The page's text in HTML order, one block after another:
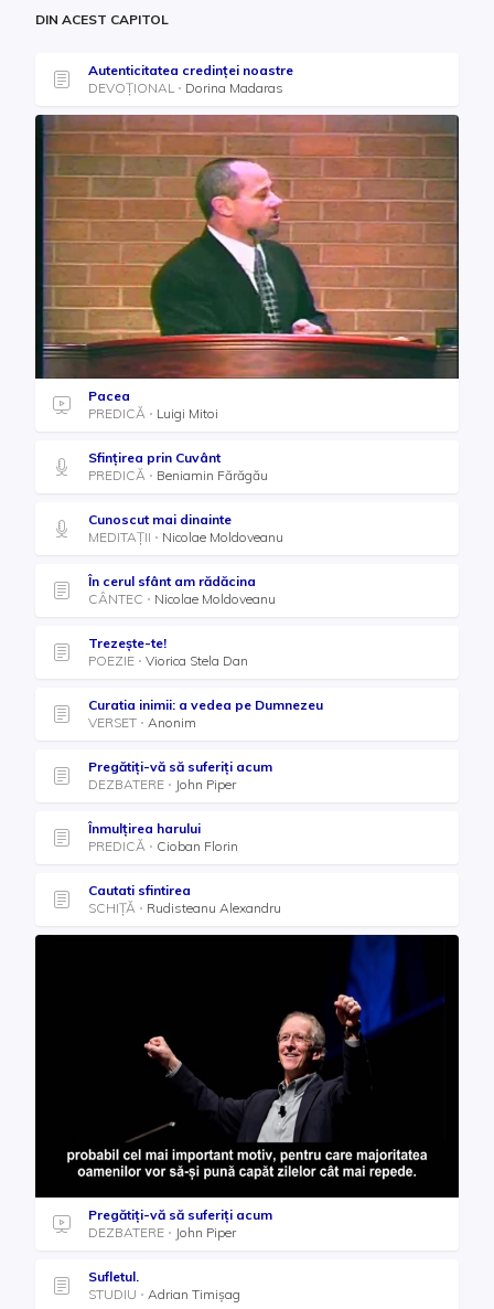
DIN ACEST CAPITOL
Autenticitatea credinței noastre
DEVOȚIONAL
Dorina Madaras
Pacea
PREDICĂ
Luigi Mitoi
Sfințirea prin Cuvânt
PREDICĂ
Beniamin Fărăgău
Cunoscut mai dinainte
MEDITAȚII
Nicolae Moldoveanu
În cerul sfânt am rădăcina
CÂNTEC
Nicolae Moldoveanu
Trezește-te!
POEZIE
Viorica Stela Dan
Curatia inimii: a vedea pe Dumnezeu
VERSET
Anonim
Pregătiți-vă să suferiți acum
DEZBATERE
John Piper
Înmulțirea harului
PREDICĂ
Cioban Florin
Cautati sfintirea
SCHIȚĂ
Rudisteanu Alexandru
Pregătiți-vă să suferiți acum
DEZBATERE
John Piper
Sufletul.
STUDIU
Adrian Timișag